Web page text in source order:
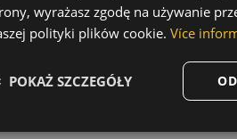
wyrażasz zgodę na używanie
polityki plików cookie. Více
POKAŻ SZCZEGÓŁY